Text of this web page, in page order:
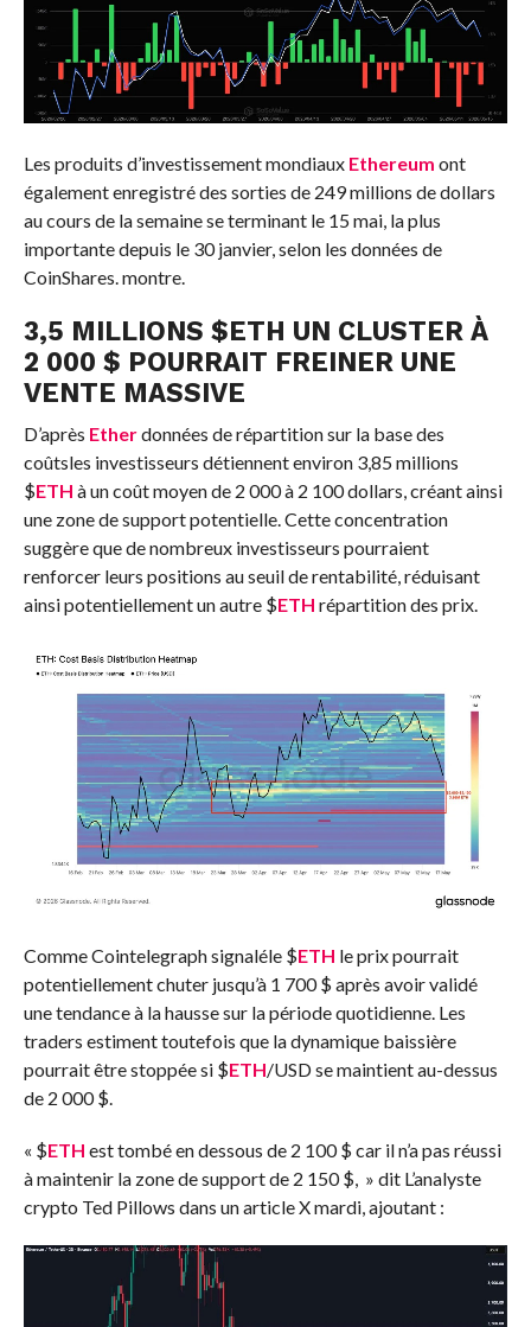
Les produits d’investissement mondiaux Ethereum ont
également enregistré des sorties de 249 millions de dollars
au cours de la semaine se terminant le 15 mai, la plus
importante depuis le 30 janvier, selon les données de
CoinShares.montre.
3,5 MILLIONS $ETH UN CLUSTER À
2 000 $ POURRAIT FREINER UNE
VENTE MASSIVE
D’après Etherdonnées de répartition sur la base des
coûtsles investisseurs détiennent environ 3,85 millions
$ETH à un coût moyen de 2 000 à 2 100 dollars, créant ainsi
une zone de support potentielle. Cette concentration
suggère que de nombreux investisseurs pourraient
renforcer leurs positions au seuil de rentabilité, réduisant
ainsi potentiellement un autre $ETH répartition des prix.
Comme Cointelegraphsignaléle $ETH le prix pourrait
potentiellement chuter jusqu’à 1 700 $ après avoir validé
une tendance à la hausse sur la période quotidienne. Les
traders estiment toutefois que la dynamique baissière
pourrait être stoppée si $ETH/USD se maintient au-dessus
de 2 000 $.
« $ETH est tombé en dessous de 2 100 $ car il n’a pas réussi
à maintenir la zone de support de 2 150 $, » ditL’analyste
crypto Ted Pillows dans un article X mardi, ajoutant :